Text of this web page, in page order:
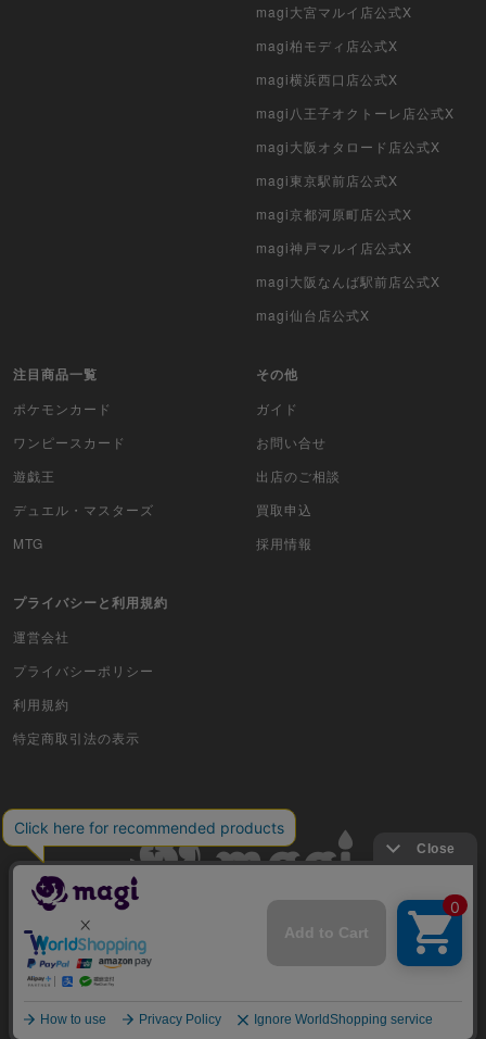
WIXOSS
WCCF
ドラゴンボールヒーローズ
バディファイト
Z/X（ゼクス）
スポーツ
アイカツ
アクエリアンエイジ
アンジュ・ヴィエルジュ
イナズマイレブンTCG・イレブンプレカ
ガンバライジング
艦これアーケード
magi大宮マルイ店公式X
magi柏モディ店公式X
magi横浜西口店公式X
magi八王子オクトーレ店公式X
magi大阪オタロード店公式X
magi東京駅前店公式X
magi京都河原町店公式X
magi神戸マルイ店公式X
magi大阪なんば駅前店公式X
magi仙台店公式X
注目商品一覧
ポケモンカード
ワンピースカード
遊戯王
デュエル・マスターズ
MTG
その他
ガイド
お問い合せ
出店のご相談
買取申込
採用情報
プライバシーと利用規約
運営会社
プライバシーポリシー
利用規約
特定商取引法の表示
古物商許可番号 株式会社ジラフ 東京都公安委員会 第303311606477号
COPYRIGHT © 2019 Jiraffe Inc.